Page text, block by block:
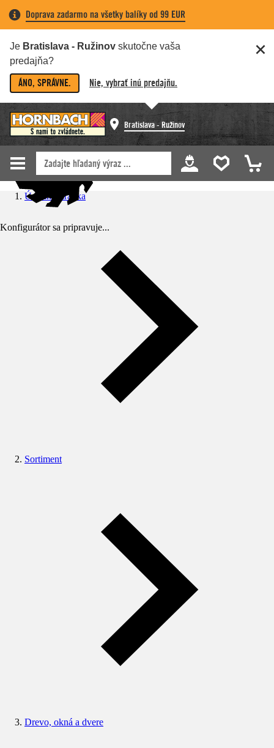
Doprava zadarmo na všetky balíky od 99 EUR
Je Bratislava - Ružinov skutočne vaša
predajňa?
ÁNO, SPRÁVNE. Nie, vybrať inú predajňu.
Bratislava - Ružinov
Konfigurátor sa pripravuje...
Úvodná stránka
Sortiment
Drevo, okná a dvere